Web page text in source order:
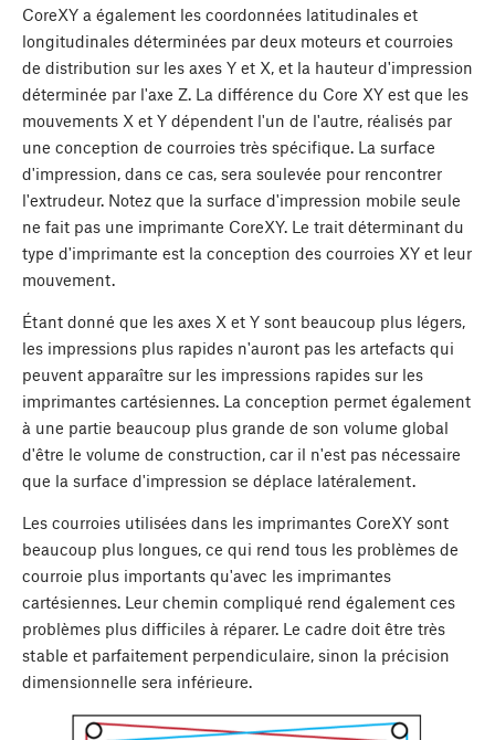
CoreXY a également les coordonnées latitudinales et
longitudinales déterminées par deux moteurs et courroies
de distribution sur les axes Y et X, et la hauteur d'impression
déterminée par l'axe Z. La différence du Core XY est que les
mouvements X et Y dépendent l'un de l'autre, réalisés par
une conception de courroies très spécifique. La surface
d'impression, dans ce cas, sera soulevée pour rencontrer
l'extrudeur. Notez que la surface d'impression mobile seule
ne fait pas une imprimante CoreXY. Le trait déterminant du
type d'imprimante est la conception des courroies XY et leur
mouvement.
Étant donné que les axes X et Y sont beaucoup plus légers,
les impressions plus rapides n'auront pas les artefacts qui
peuvent apparaître sur les impressions rapides sur les
imprimantes cartésiennes. La conception permet également
à une partie beaucoup plus grande de son volume global
d'être le volume de construction, car il n'est pas nécessaire
que la surface d'impression se déplace latéralement.
Les courroies utilisées dans les imprimantes CoreXY sont
beaucoup plus longues, ce qui rend tous les problèmes de
courroie plus importants qu'avec les imprimantes
cartésiennes. Leur chemin compliqué rend également ces
problèmes plus difficiles à réparer. Le cadre doit être très
stable et parfaitement perpendiculaire, sinon la précision
dimensionnelle sera inférieure.